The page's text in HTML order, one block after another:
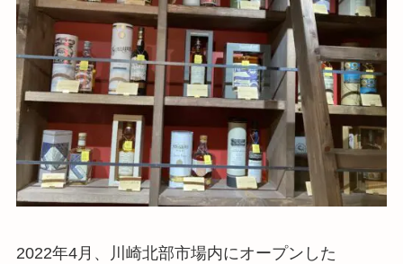
2022年4月、川崎北部市場内にオープンした